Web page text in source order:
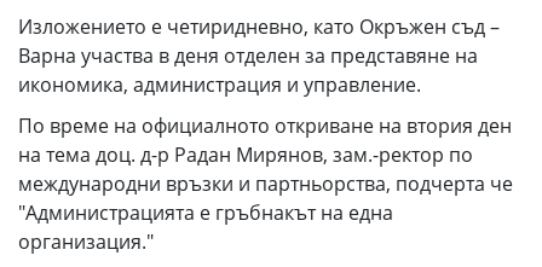
Изложението е четиридневно, като Окръжен съд –
Варна участва в деня отделен за представяне на
икономика, администрация и управление.
По време на официалното откриване на втория ден
на тема доц. д-р Радан Мирянов, зам.-ректор по
международни връзки и партньорства, подчерта че
"Администрацията е гръбнакът на една
организация."